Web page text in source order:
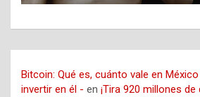
Bitcoin: Qué es, cuánto vale en
invertir en él - en ¡Tira 920 millones